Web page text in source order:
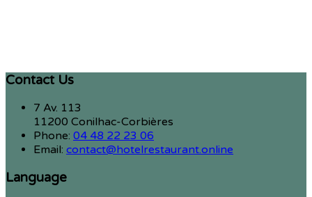
Contact Us
7 Av. 113
11200 Conilhac-Corbières
Phone: 04 48 22 23 06
Email: contact@hotelrestaurant.online
Language